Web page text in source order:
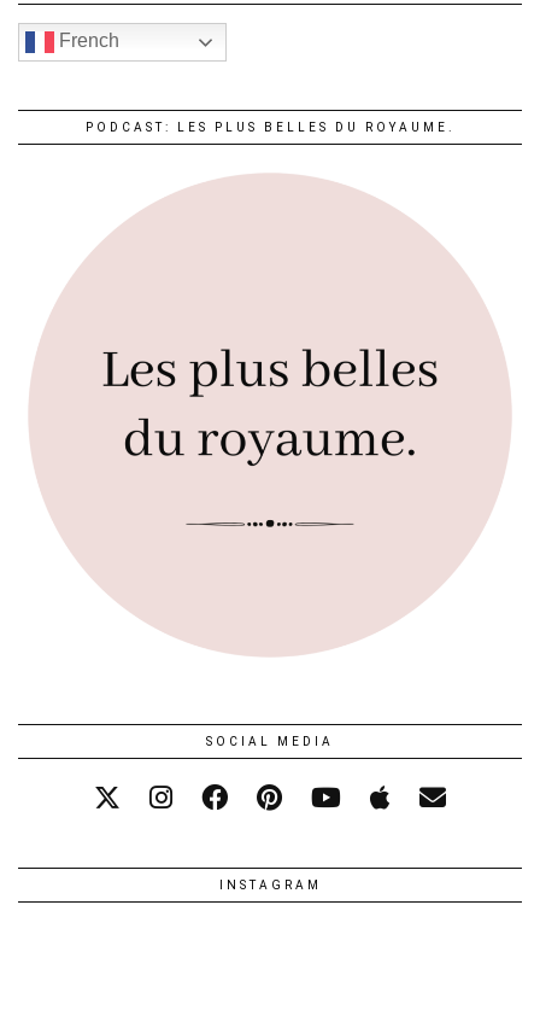
French
PODCAST: LES PLUS BELLES DU ROYAUME.
SOCIAL MEDIA
INSTAGRAM